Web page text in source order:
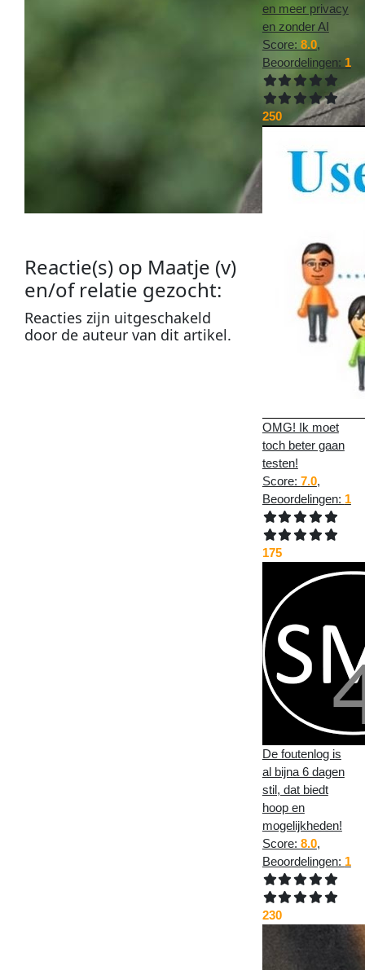
Reactie(s) op Maatje (v)
en/of relatie gezocht:
Reacties zijn uitgeschakeld
door deauteur van ditartikel.
en meer privacy
en zonder AI
Score: 8.0,
Beoordelingen: 1
250
OMG! Ik moet
toch beter gaan
testen!
Score: 7.0,
Beoordelingen: 1
175
De foutenlog is
al bijna 6 dagen
stil, dat biedt
hoop en
mogelijkheden!
Score: 8.0,
Beoordelingen: 1
230